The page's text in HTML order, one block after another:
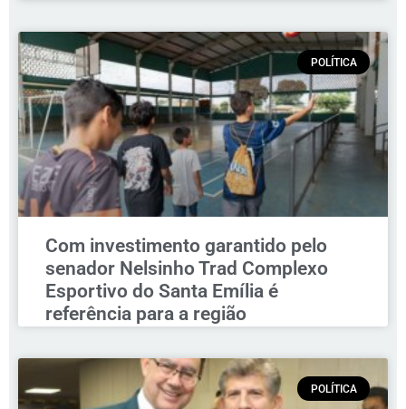
POLÍTICA
Com investimento garantido pelo
senador Nelsinho Trad Complexo
Esportivo do Santa Emília é
referência para a região
POLÍTICA